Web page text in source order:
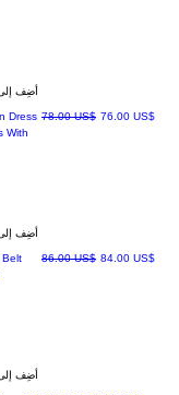
أضِف
Dress
With
سعر عادي
‏78.00 US$ سعر البيع‏76.00 US$
أضِف
Belt
سعر عادي
‏86.00 US$ سعر البيع‏84.00 US$
أضِف